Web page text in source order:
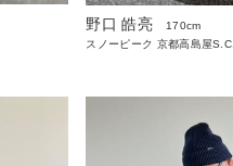
野口 皓亮
170cm
スノーピーク 京都高島屋S.C.